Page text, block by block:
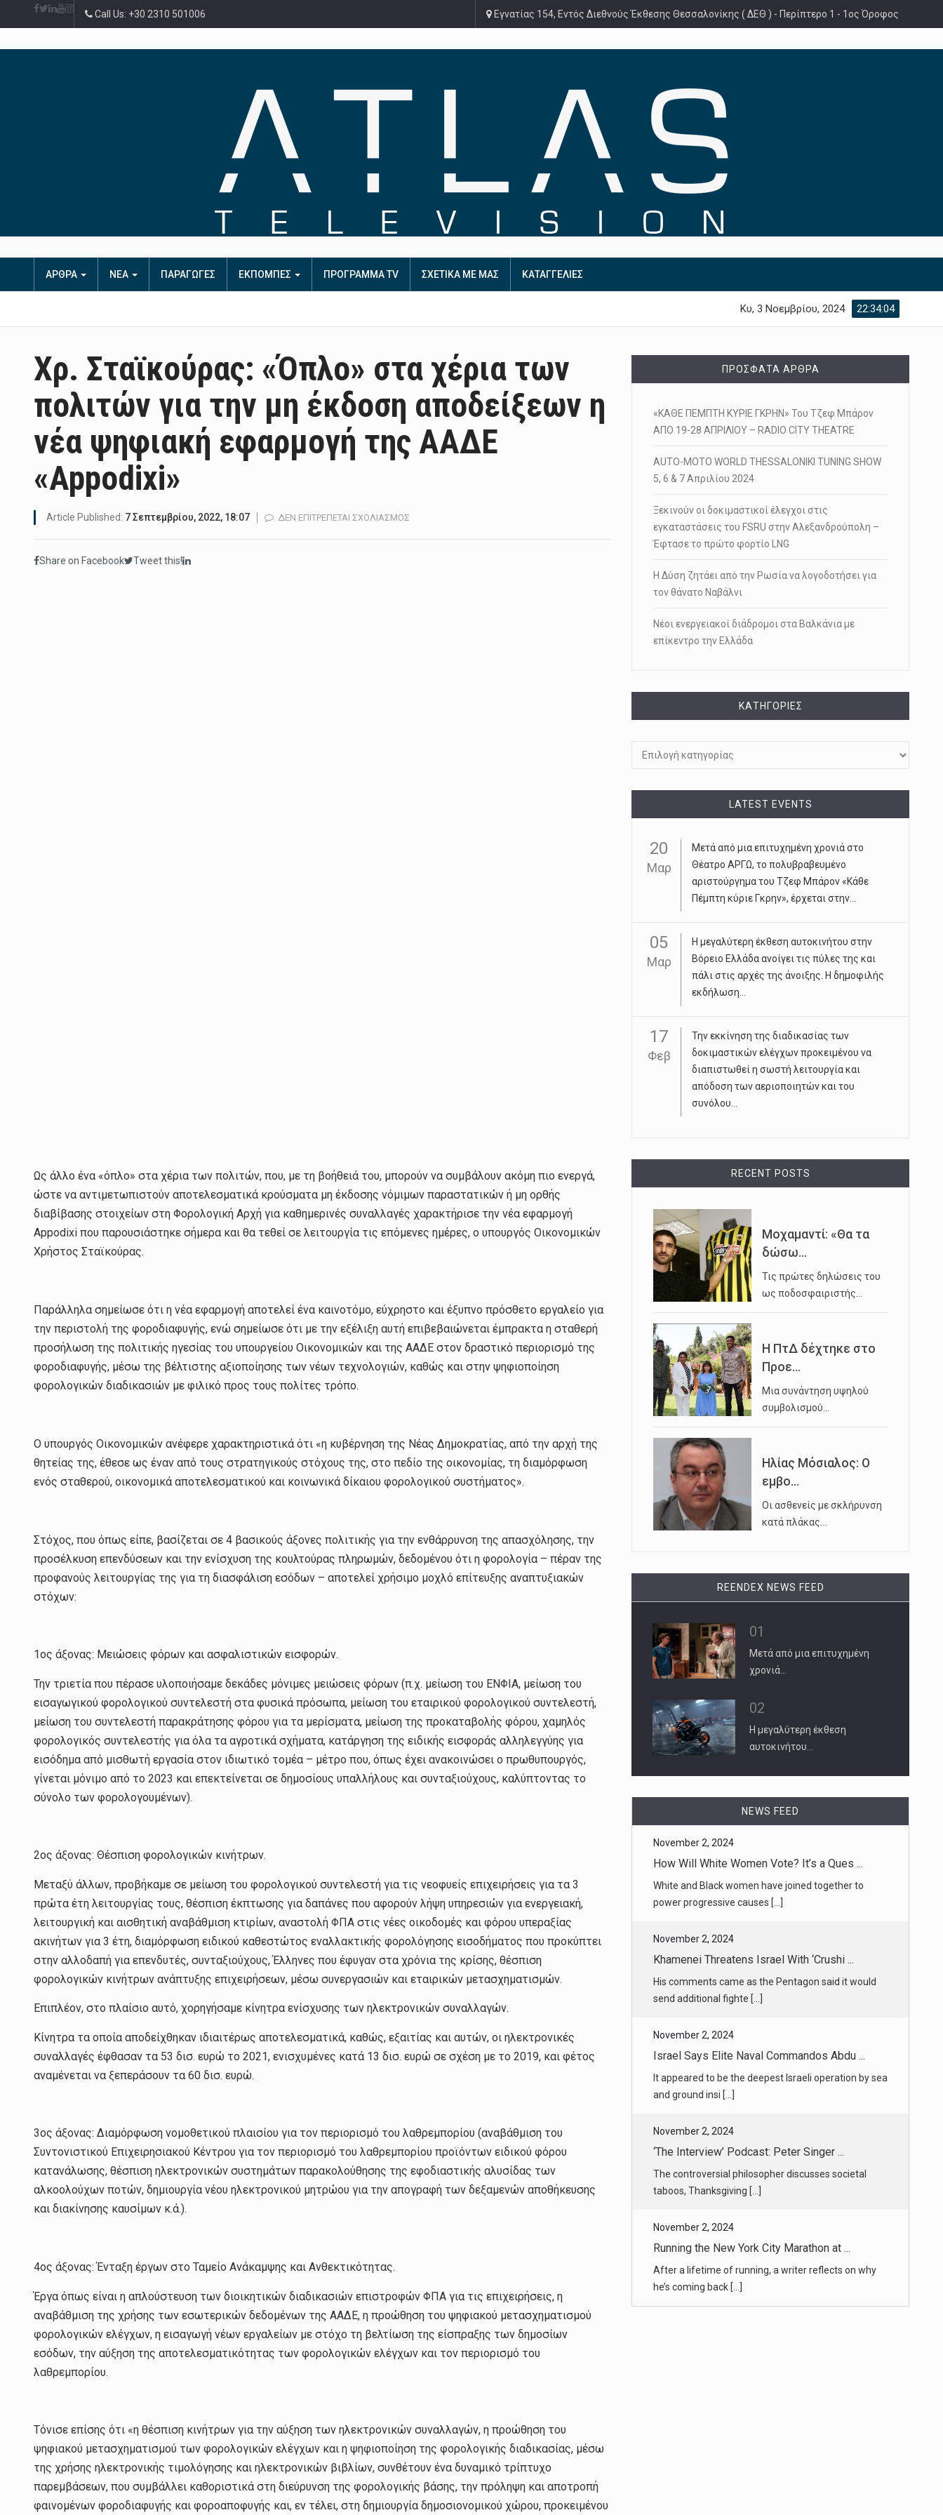
Call Us: +30 2310 501006 Εγνατίας 154, Εντός Διεθνούς Έκθεσης Θεσσαλονίκης ( ΔΕΘ ) - Περίπτερο 1 - 1ος Όροφος
ΑΡΘΡΑ ΝΕΑ ΠΑΡΑΓΩΓΕΣ ΕΚΠΟΜΠΕΣ ΠΡΟΓΡΑΜΜΑ TV ΣΧΕΤΙΚΑ ΜΕ ΜΑΣ ΚΑΤΑΓΓΕΛΙΕΣ
22:34:05
Κυ, 3 Νοεμβρίου, 2024
Χρ. Σταϊκούρας: «Όπλο» στα χέρια των
πολιτών για την μη έκδοση αποδείξεων η
νέα ψηφιακή εφαρμογή της ΑΑΔΕ
«Appodixi»
Article Published: 7 Σεπτεμβρίου, 2022, 18:07 ΔΕΝ ΕΠΙΤΡΈΠΕΤΑΙ ΣΧΟΛΙΑΣΜΌΣ
Share on Facebook Tweet this!
Ως άλλο ένα «όπλο» στα χέρια των πολιτών, που, με τη βοήθειά του, μπορούν να συμβάλουν ακόμη πιο ενεργά,
ώστε να αντιμετωπιστούν αποτελεσματικά κρούσματα μη έκδοσης νόμιμων παραστατικών ή μη ορθής
διαβίβασης στοιχείων στη Φορολογική Αρχή για καθημερινές συναλλαγές χαρακτήρισε την νέα εφαρμογή
Appodixi που παρουσιάστηκε σήμερα και θα τεθεί σε λειτουργία τις επόμενες ημέρες, ο υπουργός Οικονομικών
Χρήστος Σταϊκούρας.
Παράλληλα σημείωσε ότι η νέα εφαρμογή αποτελεί ένα καινοτόμο, εύχρηστο και έξυπνο πρόσθετο εργαλείο για
την περιστολή της φοροδιαφυγής, ενώ σημείωσε ότι με την εξέλιξη αυτή επιβεβαιώνεται έμπρακτα η σταθερή
προσήλωση της πολιτικής ηγεσίας του υπουργείου Οικονομικών και της ΑΑΔΕ στον δραστικό περιορισμό της
φοροδιαφυγής, μέσω της βέλτιστης αξιοποίησης των νέων τεχνολογιών, καθώς και στην ψηφιοποίηση
φορολογικών διαδικασιών με φιλικό προς τους πολίτες τρόπο.
Ο υπουργός Οικονομικών ανέφερε χαρακτηριστικά ότι «η κυβέρνηση της Νέας Δημοκρατίας, από την αρχή της
θητείας της, έθεσε ως έναν από τους στρατηγικούς στόχους της, στο πεδίο της οικονομίας, τη διαμόρφωση
ενός σταθερού, οικονομικά αποτελεσματικού και κοινωνικά δίκαιου φορολογικού συστήματος».
Στόχος, που όπως είπε, βασίζεται σε 4 βασικούς άξονες πολιτικής για την ενθάρρυνση της απασχόλησης, την
προσέλκυση επενδύσεων και την ενίσχυση της κουλτούρας πληρωμών, δεδομένου ότι η φορολογία – πέραν της
προφανούς λειτουργίας της για τη διασφάλιση εσόδων – αποτελεί χρήσιμο μοχλό επίτευξης αναπτυξιακών
στόχων:
1ος άξονας: Μειώσεις φόρων και ασφαλιστικών εισφορών.
Την τριετία που πέρασε υλοποιήσαμε δεκάδες μόνιμες μειώσεις φόρων (π.χ. μείωση του ΕΝΦΙΑ, μείωση του
εισαγωγικού φορολογικού συντελεστή στα φυσικά πρόσωπα, μείωση του εταιρικού φορολογικού συντελεστή,
μείωση του συντελεστή παρακράτησης φόρου για τα μερίσματα, μείωση της προκαταβολής φόρου, χαμηλός
φορολογικός συντελεστής για όλα τα αγροτικά σχήματα, κατάργηση της ειδικής εισφοράς αλληλεγγύης για
εισόδημα από μισθωτή εργασία στον ιδιωτικό τομέα – μέτρο που, όπως έχει ανακοινώσει ο πρωθυπουργός,
γίνεται μόνιμο από το 2023 και επεκτείνεται σε δημοσίους υπαλλήλους και συνταξιούχους, καλύπτοντας το
σύνολο των φορολογουμένων).
2ος άξονας: Θέσπιση φορολογικών κινήτρων.
Μεταξύ άλλων, προβήκαμε σε μείωση του φορολογικού συντελεστή για τις νεοφυείς επιχειρήσεις για τα 3
πρώτα έτη λειτουργίας τους, θέσπιση έκπτωσης για δαπάνες που αφορούν λήψη υπηρεσιών για ενεργειακή,
λειτουργική και αισθητική αναβάθμιση κτιρίων, αναστολή ΦΠΑ στις νέες οικοδομές και φόρου υπεραξίας
ακινήτων για 3 έτη, διαμόρφωση ειδικού καθεστώτος εναλλακτικής φορολόγησης εισοδήματος που προκύπτει
στην αλλοδαπή για επενδυτές, συνταξιούχους, Έλληνες που έφυγαν στα χρόνια της κρίσης, θέσπιση
φορολογικών κινήτρων ανάπτυξης επιχειρήσεων, μέσω συνεργασιών και εταιρικών μετασχηματισμών.
Επιπλέον, στο πλαίσιο αυτό, χορηγήσαμε κίνητρα ενίσχυσης των ηλεκτρονικών συναλλαγών.
Κίνητρα τα οποία αποδείχθηκαν ιδιαιτέρως αποτελεσματικά, καθώς, εξαιτίας και αυτών, οι ηλεκτρονικές
συναλλαγές έφθασαν τα 53 δισ. ευρώ το 2021, ενισχυμένες κατά 13 δισ. ευρώ σε σχέση με το 2019, και φέτος
αναμένεται να ξεπεράσουν τα 60 δισ. ευρώ.
3ος άξονας: Διαμόρφωση νομοθετικού πλαισίου για τον περιορισμό του λαθρεμπορίου (αναβάθμιση του
Συντονιστικού Επιχειρησιακού Κέντρου για τον περιορισμό του λαθρεμπορίου προϊόντων ειδικού φόρου
κατανάλωσης, θέσπιση ηλεκτρονικών συστημάτων παρακολούθησης της εφοδιαστικής αλυσίδας των
αλκοολούχων ποτών, δημιουργία νέου ηλεκτρονικού μητρώου για την απογραφή των δεξαμενών αποθήκευσης
και διακίνησης καυσίμων κ.ά.).
4ος άξονας: Ένταξη έργων στο Ταμείο Ανάκαμψης και Ανθεκτικότητας.
Έργα όπως είναι η απλούστευση των διοικητικών διαδικασιών επιστροφών ΦΠΑ για τις επιχειρήσεις, η
αναβάθμιση της χρήσης των εσωτερικών δεδομένων της ΑΑΔΕ, η προώθηση του ψηφιακού μετασχηματισμού
φορολογικών ελέγχων, η εισαγωγή νέων εργαλείων με στόχο τη βελτίωση της είσπραξης των δημοσίων
εσόδων, την αύξηση της αποτελεσματικότητας των φορολογικών ελέγχων και τον περιορισμό του
λαθρεμπορίου.
Τόνισε επίσης ότι «η θέσπιση κινήτρων για την αύξηση των ηλεκτρονικών συναλλαγών, η προώθηση του
ψηφιακού μετασχηματισμού των φορολογικών ελέγχων και η ψηφιοποίηση της φορολογικής διαδικασίας, μέσω
της χρήσης ηλεκτρονικής τιμολόγησης και ηλεκτρονικών βιβλίων, συνθέτουν ένα δυναμικό τρίπτυχο
παρεμβάσεων, που συμβάλλει καθοριστικά στη διεύρυνση της φορολογικής βάσης, την πρόληψη και αποτροπή
φαινομένων φοροδιαφυγής και φοροαποφυγής και, εν τέλει, στη δημιουργία δημοσιονομικού χώρου, προκειμένου
ΠΡΌΣΦΑΤΑ ΆΡΘΡΑ
«ΚΑΘΕ ΠΕΜΠΤΗ ΚΥΡΙΕ ΓΚΡΗΝ» Του Τζεφ Μπάρον
ΑΠΟ 19-28 ΑΠΡΙΛΙΟΥ – RADIO CITY THEATRE
AUTO-MOTO WORLD THESSALONIKI TUNING SHOW
5, 6 & 7 Απριλίου 2024
Ξεκινούν οι δοκιμαστικοί έλεγχοι στις
εγκαταστάσεις του FSRU στην Αλεξανδρούπολη –
Έφτασε το πρώτο φορτίο LNG
Η Δύση ζητάει από την Ρωσία να λογοδοτήσει για
τον θάνατο Ναβάλνι
Νέοι ενεργειακοί διάδρομοι στα Βαλκάνια με
επίκεντρο την Ελλάδα
KΑΤΗΓΟΡΊΕΣ
LATEST EVENTS
20
Μαρ
Μετά από μια επιτυχημένη χρονιά στο
Θέατρο ΑΡΓΩ, το πολυβραβευμένο
αριστούργημα του Τζεφ Μπάρον «Κάθε
Πέμπτη κύριε Γκρην», έρχεται στην...
05
Μαρ
Η μεγαλύτερη έκθεση αυτοκινήτου στην
Βόρειο Ελλάδα ανοίγει τις πύλες της και
πάλι στις αρχές της άνοιξης. Η δημοφιλής
εκδήλωση...
17
Φεβ
Την εκκίνηση της διαδικασίας των
δοκιμαστικών ελέγχων προκειμένου να
διαπιστωθεί η σωστή λειτουργία και
απόδοση των αεριοποιητών και του
συνόλου...
RECENT POSTS
Μοχαμαντί: «Θα τα
δώσω...
Τις πρώτες δηλώσεις του
ως ποδοσφαιριστής…
Η ΠτΔ δέχτηκε στο
Προε...
Μια συνάντηση υψηλού
συμβολισμού…
Ηλίας Μόσιαλος: Ο
εμβο...
Οι ασθενείς με σκλήρυνση
κατά πλάκας…
REENDEX NEWS FEED
01
Μετά από μια επιτυχημένη
χρονιά…
02
Η μεγαλύτερη έκθεση
αυτοκινήτου…
NEWS FEED
November 2, 2024
power progressive causes [...]
November 2, 2024
Khamenei Threatens Israel With ‘Crushi ...
His comments came as the Pentagon said it would
send additional fighte [...]
November 2, 2024
Israel Says Elite Naval Commandos Abdu ...
It appeared to be the deepest Israeli operation by sea
and ground insi [...]
November 2, 2024
‘The Interview’ Podcast: Peter Singer ...
The controversial philosopher discusses societal
taboos, Thanksgiving [...]
November 2, 2024
Running the New York City Marathon at ...
After a lifetime of running, a writer reflects on why
he’s coming back [...]
November 2, 2024
NYC Marathon Guide 2024: The Route, St ...
Everything you need to know about Sunday’s five-
borough race. [...]